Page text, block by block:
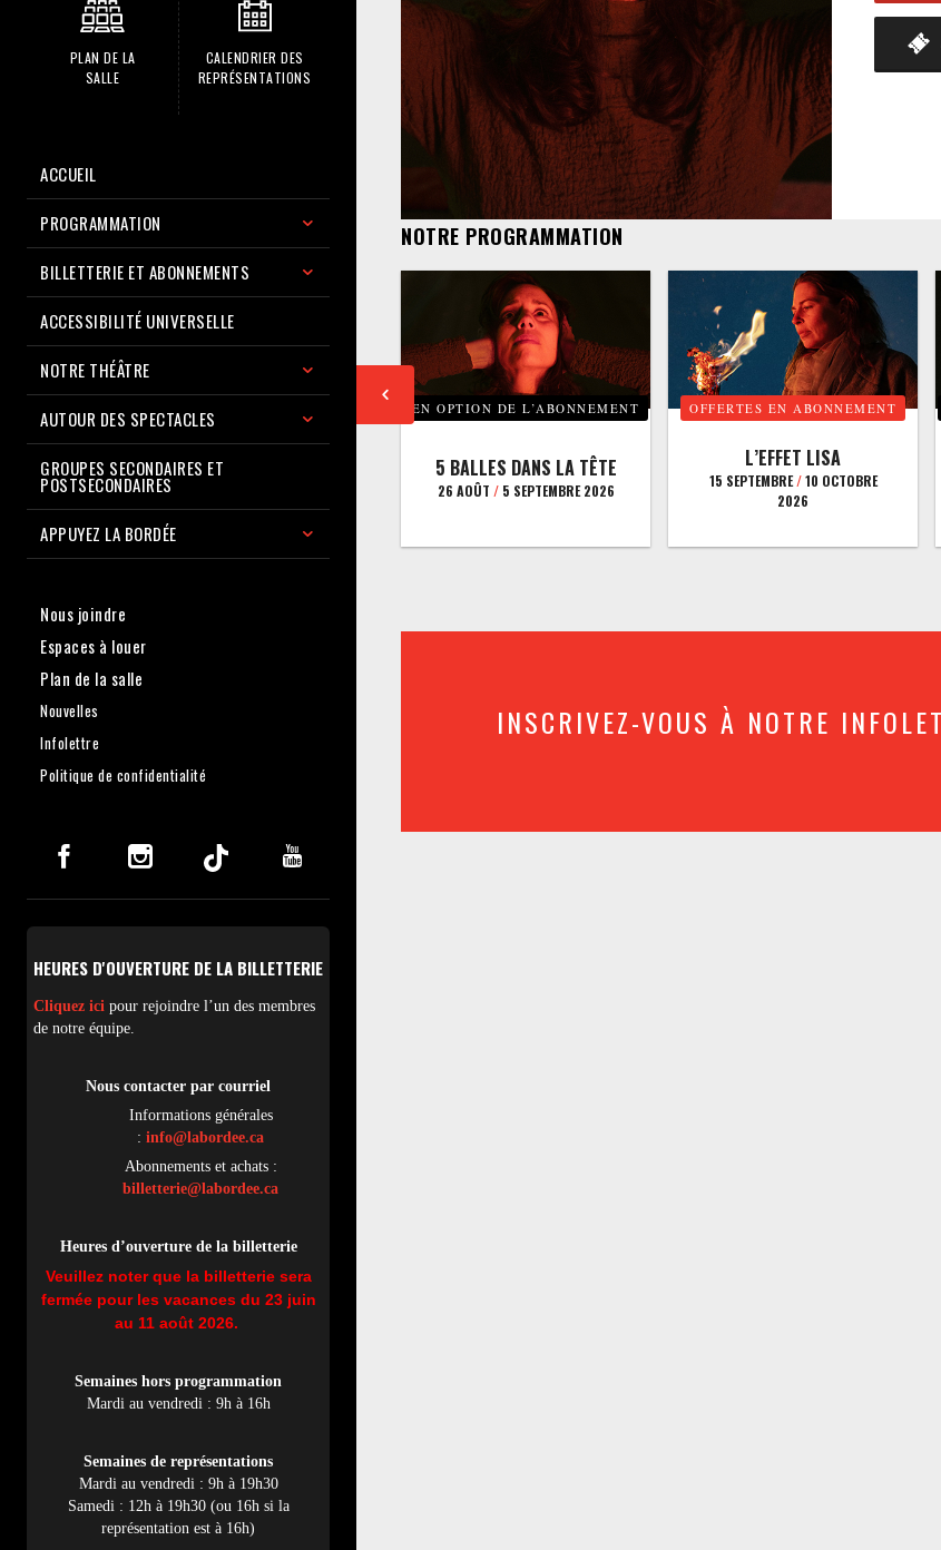
PLAN DE LA
SALLE
CALENDRIER DES
REPRÉSENTATIONS
ACCUEIL
PROGRAMMATION
BILLETTERIE ET ABONNEMENTS
ACCESSIBILITÉ UNIVERSELLE
NOTRE THÉÂTRE
AUTOUR DES SPECTACLES
GROUPES SECONDAIRES ET
POSTSECONDAIRES
APPUYEZ LA BORDÉE
Nous joindre
Espaces à louer
Plan de la salle
Nouvelles
Infolettre
Politique de confidentialité
HEURES D'OUVERTURE DE LA BILLETTERIE
Cliquez ici pour rejoindre l’un des membres
de notre équipe.
Nous contacter par courriel
Informations générales
: info@labordee.ca
Abonnements et achats :
billetterie@labordee.ca
Heures d’ouverture de la billetterie
Veuillez noter que la billetterie sera
fermée pour les vacances du 23 juin
au 11 août 2026.
Semaines hors programmation
Mardi au vendredi : 9h à 16h
Semaines de représentations
Mardi au vendredi : 9h à 19h30
Samedi : 12h à 19h30 (ou 16h si la
représentation est à 16h)
NOTRE PROGRAMMATION
EN OPTION DE L’ABONNEMENT
5 BALLES DANS LA TÊTE
26 AOÛT /5 SEPTEMBRE 2026
OFFERTES EN ABONNEMENT
L’EFFET LISA
15 SEPTEMBRE/10 OCTOBRE
2026
INSCRIVEZ-VOUS À NOTRE